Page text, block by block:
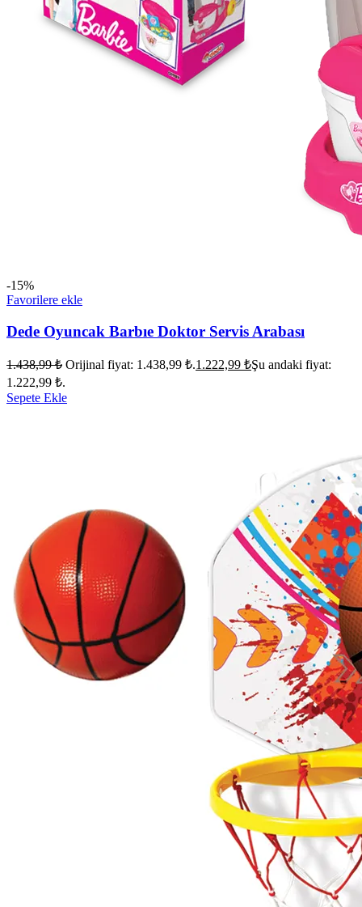
-15%
Favorilere ekle
Dede Oyuncak Barbıe Doktor Servis Arabası
1.438,99₺ Orijinal fiyat: 1.438,99 ₺.1.222,99 ₺Şu andaki fiyat:
1.222,99 ₺.
Sepete Ekle